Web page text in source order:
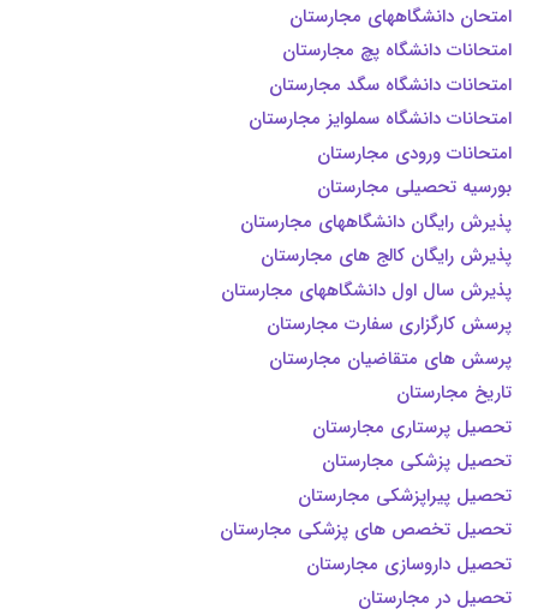
امتحان دانشگاههای مجارستان
امتحانات دانشگاه پچ مجارستان
امتحانات دانشگاه سگد مجارستان
امتحانات دانشگاه سملوایز مجارستان
امتحانات ورودی مجارستان
بورسیه تحصیلی مجارستان
پذیرش رایگان دانشگاههای مجارستان
پذیرش رایگان کالج های مجارستان
پذیرش سال اول دانشگاههای مجارستان
پرسش کارگزاری سفارت مجارستان
پرسش های متقاضیان مجارستان
تاریخ مجارستان
تحصیل پرستاری مجارستان
تحصیل پزشکی مجارستان
تحصیل پیراپزشکی مجارستان
تحصیل تخصص های پزشکی مجارستان
تحصیل داروسازی مجارستان
تحصیل در مجارستان